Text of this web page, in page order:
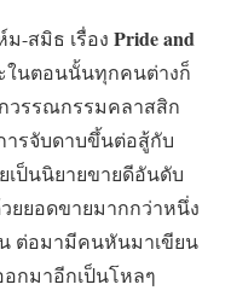
-สมิธ เรื่อง Pride and
ในตอนนั้นทุกคนต่างก็
วรรณกรรมคลาสสิก
ารจับดาบขึ้นต่อสู้กับ
เป็นนิยายขายดีอันดับ
ยยอดขายมากกว่าหนึ่ง
ต่อมามีคนหันมาเขียน
อกมาอีกเป็นโหลๆ